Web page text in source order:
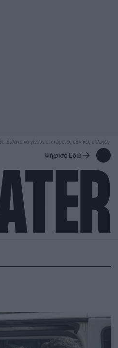
θέλατε να γίνουν οι επόμενες εθνικές εκλογές;
Ψήφισε Εδώ